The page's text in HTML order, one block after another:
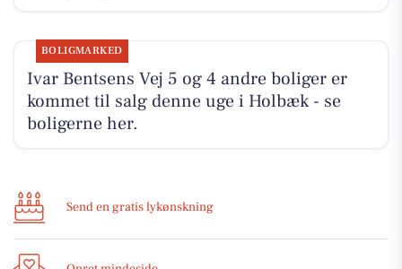
BOLIGMARKED
Ivar Bentsens Vej 5 og 4 andre boliger er
kommet til salg denne uge i Holbæk - se
boligerne her.
Send en gratis lykønskning